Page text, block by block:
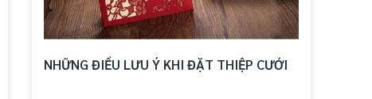
NHỮNG ĐIỀU LƯU Ý KHI ĐẶT THIỆP CƯỚI